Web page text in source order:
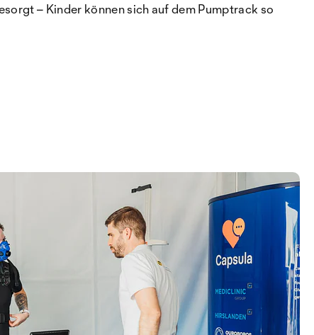
– Kinder können sich auf dem Pumptrack so